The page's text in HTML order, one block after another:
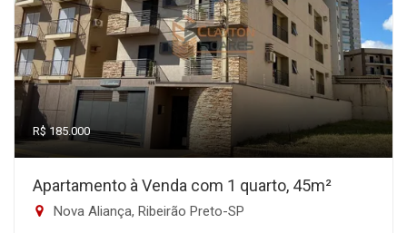
R$ 185.000
Apartamento à Venda com 1 quarto, 45m²
Nova Aliança, Ribeirão Preto-SP